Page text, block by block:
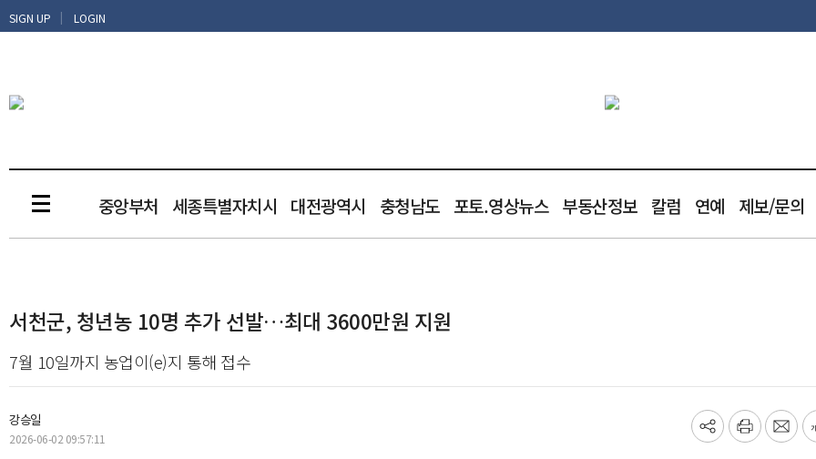
SIGN UP | LOGIN
중앙부처 세종특별자치시 대전광역시 충청남도 포토.영상뉴스 부동산정보 칼럼 연예 제보/문의
서천군, 청년농 10명 추가 선발…최대 3600만원 지원
7월 10일까지 농업이(e)지 통해 접수
강승일
2026-06-02 09:57:11
기
프
메